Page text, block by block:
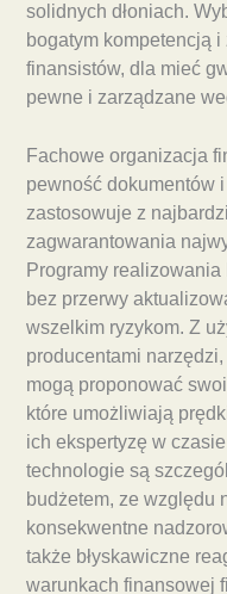
solidnych dłoniach.
bogatym kompetencją
finansistów, dla mieć
pewne i zarządzane
Fachowe organizacja
pewność dokumentów
zastosowuje z
zagwarantowania
Programy realizowania
bez przerwy
wszelkim ryzykom. Z
producentami
mogą proponować
które umożliwiają
ich ekspertyzę w
technologie są
budżetem, ze względu
konsekwentne
także błyskawiczne
warunkach finansowej